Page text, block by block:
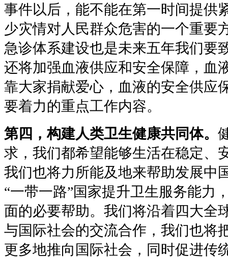
事件以后，能不能在第一时间提供
少灾情对人民群众危害的一个重要
急诊体系建设也是未来五年我们要
还将加强血液供应和安全保障，血
靠大家捐献爱心，血液的安全供应
要着力的重点工作内容。
第四，构建人类卫生健康共同体。
求，我们都希望能够生活在稳定、
我们也将力所能及地来帮助发展中
“一带一路”国家提升卫生服务能力
面的必要帮助。我们将沿着四大全
与国际社会的交流合作，我们也将
更多地推向国际社会，同时促进传